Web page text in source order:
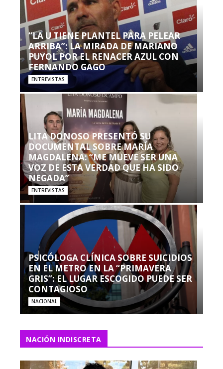
“LA U TIENE PLANTEL PARA PELEAR
ARRIBA”: LA MIRADA DE MARIANO
PUYOL POR EL RENACER AZUL CON
FERNANDO GAGO
ENTREVISTAS
LITA DONOSO PRESENTÓ SU
DOCUMENTAL SOBRE MARÍA
MAGDALENA: “ME MUEVE SER UNA
VOZ DE ESTA VERDAD QUE HA SIDO
NEGADA”
ENTREVISTAS
PSICÓLOGA CLÍNICA SOBRE SUICIDIOS
EN EL METRO EN LA “PRIMAVERA
GRIS”: EL LUGAR ESCOGIDO PUEDE SER
CONTAGIOSO
NACIONAL
NACIÓN INDISCRETA